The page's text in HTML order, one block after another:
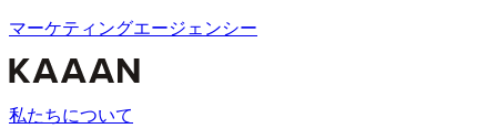
マーケティングエージェンシー
私たちについて